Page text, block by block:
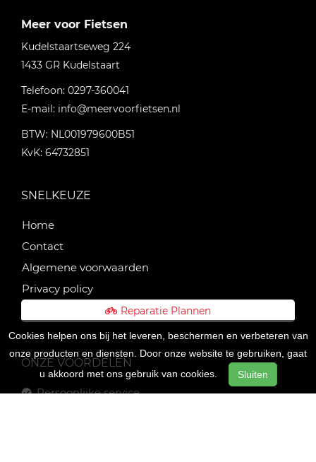
Meer voor Fietsen
Kudelstaartseweg 224
1433 GR Kudelstaart
Telefoon: 0297-360041
E-mail: info@meervoorfietsen.nl
BTW: NL001979600B51
KvK: 64732851
SNELKEUZE
Home
Contact
Algemene voorwaarden
Privacy policy
Reparatie Plannen
ONZE VOORDELEN
Persoonlijke service
Cookies helpen ons bij het leveren, beschermen en verbeteren van
onze producten en diensten. Door onze website te gebruiken, gaat
u akkoord met ons gebruik van cookies.
Sluiten